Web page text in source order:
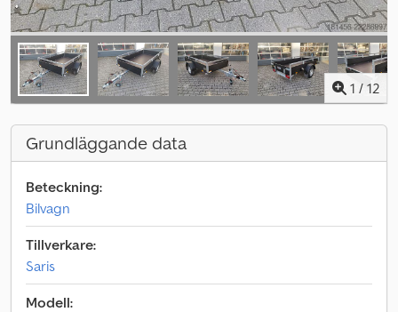
1 / 12
Grundläggande data
Beteckning:
Bilvagn
Tillverkare:
Saris
Modell: